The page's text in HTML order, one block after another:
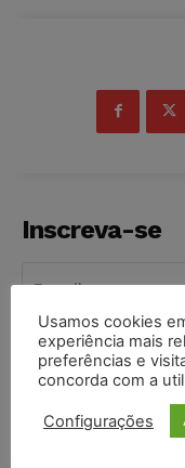
Inscreva-se
Usamos cookies
experiência mais
preferências e
concorda com a
Configurações